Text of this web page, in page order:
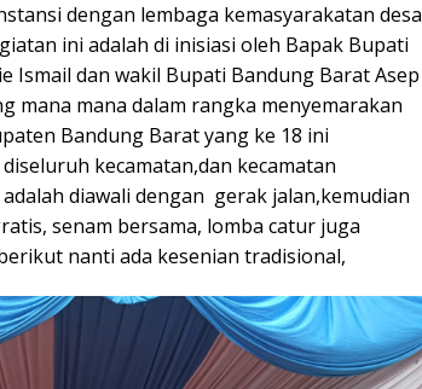
dengan lembaga kemasyarakatan desa
ini adalah di inisiasi oleh Bapak Bupati
Ismail dan wakil Bupati Bandung Barat Asep
mana mana dalam rangka menyemarakan
Bandung Barat yang ke 18 ini
kecamatan,dan kecamatan
diawali dengan gerak jalan,kemudian
senam bersama, lomba catur juga
nanti ada kesenian tradisional,